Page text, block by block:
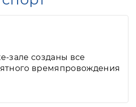
зале созданы все
времяпровождения